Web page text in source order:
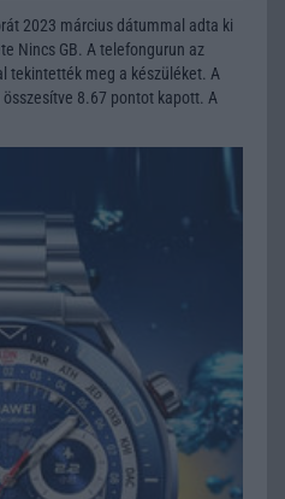
2023 március dátummal adta ki
Nincs GB. A telefongurun az
tekintették meg a készüléket. A
8.67 pontot kapott. A